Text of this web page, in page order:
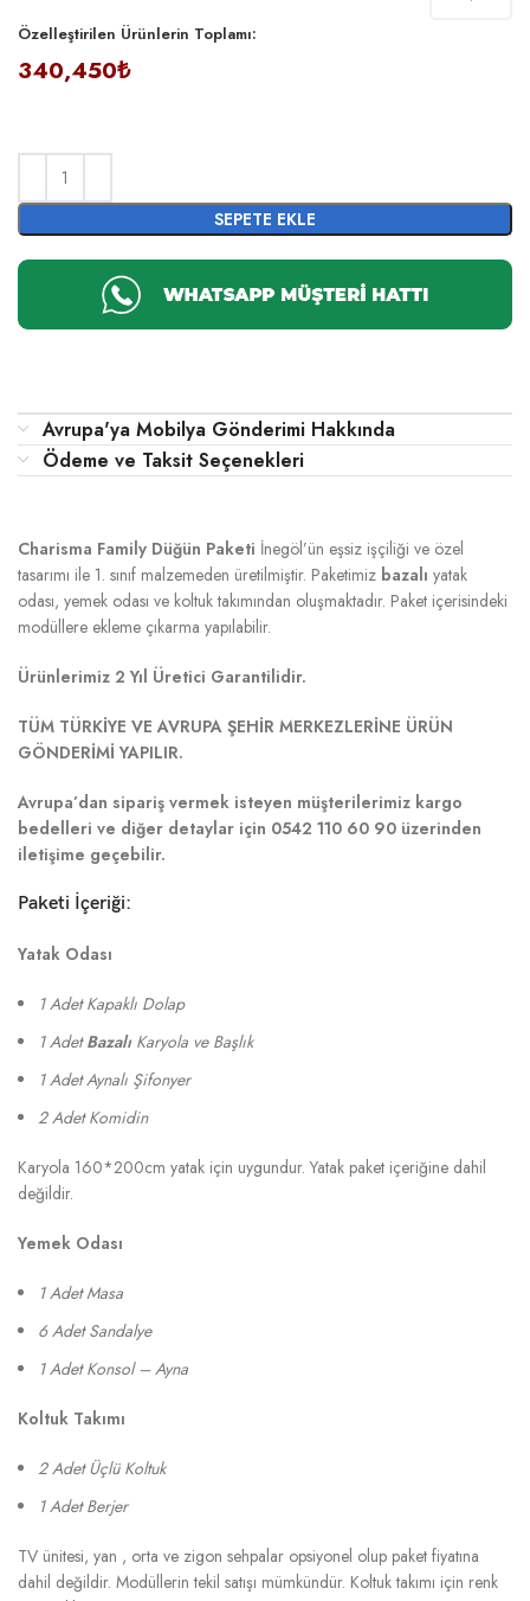
Özelleştirilen Ürünlerin Toplamı:
340,450₺
SEPETE EKLE
Avrupa'ya Mobilya Gönderimi Hakkında
Ödeme ve Taksit Seçenekleri
Charisma Family Düğün Paketi İnegöl’ün eşsiz işçiliği ve özel
tasarımı ile 1. sınıf malzemeden üretilmiştir. Paketimiz bazalı yatak
odası, yemek odası ve koltuk takımından oluşmaktadır. Paket içerisindeki
modüllere ekleme çıkarma yapılabilir.
Ürünlerimiz 2 Yıl Üretici Garantilidir.
TÜM TÜRKİYE VE AVRUPA ŞEHİR MERKEZLERİNE ÜRÜN
GÖNDERİMİ YAPILIR.
Avrupa’dan sipariş vermek isteyen müşterilerimiz kargo
bedelleri ve diğer detaylar için 0542 110 60 90 üzerinden
iletişime geçebilir.
Paketi İçeriği:
Yatak Odası
1 Adet Kapaklı Dolap
1 AdetBazalı Karyola ve Başlık
1 Adet Aynalı Şifonyer
2 Adet Komidin
Karyola 160*200cm yatak için uygundur. Yatak paket içeriğine dahil
değildir.
Yemek Odası
1 Adet Masa
6 Adet Sandalye
1 Adet Konsol – Ayna
Koltuk Takımı
2 Adet Üçlü Koltuk
1 Adet Berjer
TV ünitesi, yan , orta ve zigon sehpalar opsiyonel olup paket fiyatına
dahil değildir. Modüllerin tekil satışı mümkündür. Koltuk takımı için renk